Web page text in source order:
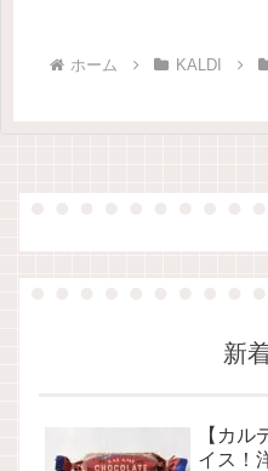
ホーム KALDI
新
【カル
イス！